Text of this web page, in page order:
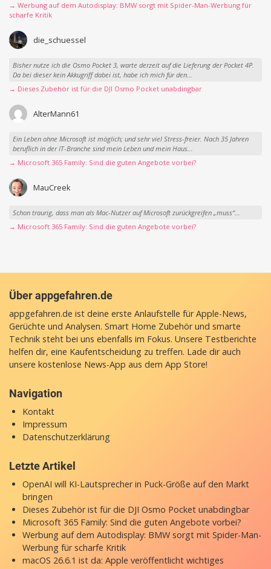
→ Werbung auf dem Autodisplay: BMW sorgt mit Spider-Man-Werbung für
scharfe Kritik
die_schuessel
Bisher nutze ich die Osmo Pocket 3, warte derzeit auf die Lieferung der Pocket 4P.
Da bei dieser kein Akkugriff dabei ist, habe ich mich für den...
→ Dieses Zubehör ist für die DJI Osmo Pocket unabdingbar
AlterMann61
Ein Leben ohne Microsoft ist möglich; und sehr viel Stress-freier. Nach 35 Jahren
beruflich in der IT-Branche sind mein Leben und mein Haus...
→ Microsoft 365 Family: Sind die guten Angebote vorbei?
MauCreek
Schon traurig, dass man als Mac-Nutzer auf Microsoft zurückgreifen „muss“…
→ Microsoft 365 Family: Sind die guten Angebote vorbei?
Über appgefahren.de
appgefahren.de ist deine erste Anlaufstelle für Apple-News,
Gerüchte und Analysen. Smart Home Zubehör und smarte
Technik steht bei uns ebenfalls im Fokus. Unsere Testberichte
helfen dir, eine Kaufentscheidung zu treffen. Lade dir auch
unsere kostenlose News-App aus dem App Store!
Navigation
Kontakt
Impressum
Datenschutzerklärung
Letzte Artikel
OpenAI will KI-Lautsprecher in Puck-Größe auf den Markt
bringen
Dieses Zubehör ist für die DJI Osmo Pocket unabdingbar
Microsoft 365 Family: Sind die guten Angebote vorbei?
Werbung auf dem Autodisplay: BMW sorgt mit Spider-Man-
Werbung für scharfe Kritik
macOS 26.6.1 ist da: Apple veröffentlicht wichtiges